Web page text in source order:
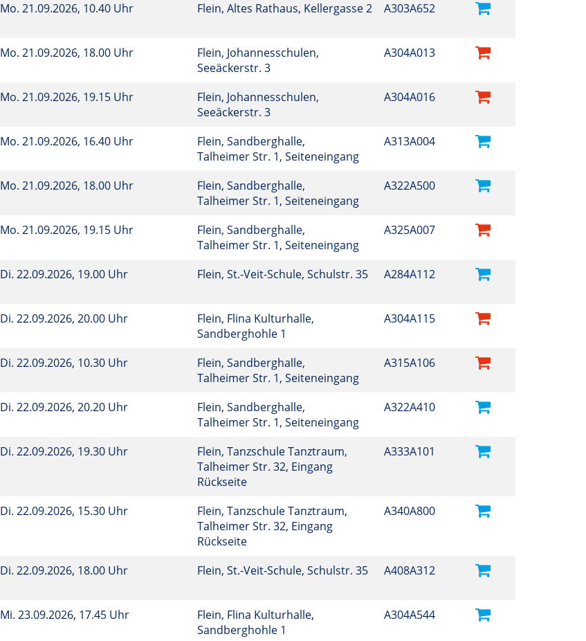
Mo. 21.09.2026, 10.40 Uhr Flein, Altes Rathaus, Kellergasse 2 A303A652
Mo. 21.09.2026, 18.00 Uhr
Flein, Johannesschulen,
Seeäckerstr. 3
A304A013
Mo. 21.09.2026, 19.15 Uhr
Flein, Johannesschulen,
Seeäckerstr. 3
A304A016
Mo. 21.09.2026, 16.40 Uhr
Flein, Sandberghalle,
Talheimer Str. 1, Seiteneingang
A313A004
Mo. 21.09.2026, 18.00 Uhr
Flein, Sandberghalle,
Talheimer Str. 1, Seiteneingang
A322A500
Mo. 21.09.2026, 19.15 Uhr
Flein, Sandberghalle,
Talheimer Str. 1, Seiteneingang
A325A007
Di. 22.09.2026, 19.00 Uhr Flein, St.-Veit-Schule, Schulstr. 35 A284A112
Di. 22.09.2026, 20.00 Uhr
Flein, Flina Kulturhalle,
Sandberghohle 1
A304A115
Di. 22.09.2026, 10.30 Uhr
Flein, Sandberghalle,
Talheimer Str. 1, Seiteneingang
A315A106
Di. 22.09.2026, 20.20 Uhr
Flein, Sandberghalle,
Talheimer Str. 1, Seiteneingang
A322A410
Di. 22.09.2026, 19.30 Uhr
Flein, Tanzschule Tanztraum,
Talheimer Str. 32, Eingang
Rückseite
A333A101
Di. 22.09.2026, 15.30 Uhr
Flein, Tanzschule Tanztraum,
Talheimer Str. 32, Eingang
Rückseite
A340A800
Di. 22.09.2026, 18.00 Uhr Flein, St.-Veit-Schule, Schulstr. 35 A408A312
Mi. 23.09.2026, 17.45 Uhr
Flein, Flina Kulturhalle,
Sandberghohle 1
A304A544